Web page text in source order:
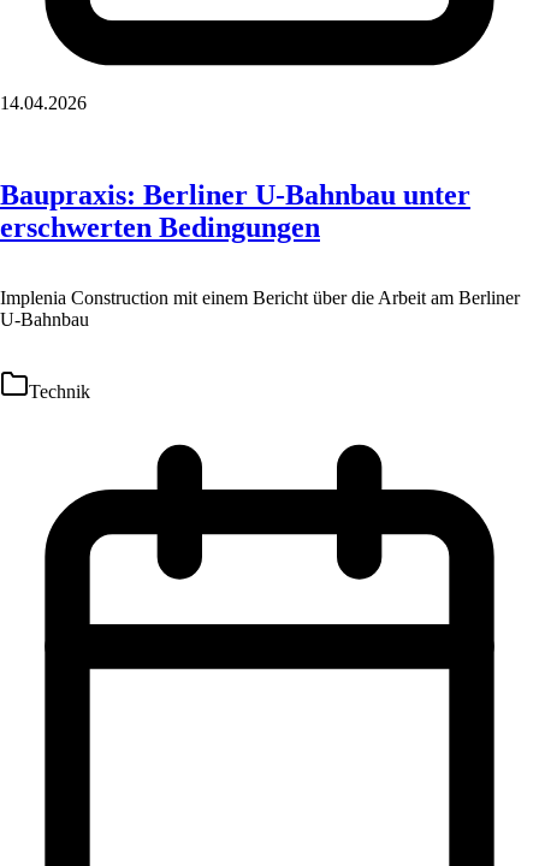
14.04.2026
Baupraxis: Berliner U-Bahnbau unter
erschwerten Bedingungen
Implenia Construction mit einem Bericht über die Arbeit am Berliner
U-Bahnbau
Technik